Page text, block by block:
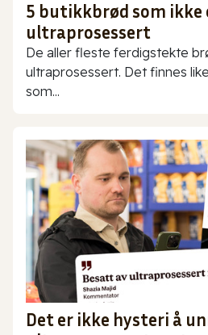
5 butikkbrød som ikke
ultraprosessert
De aller fleste ferdigstekte
ultraprosessert. Det finnes
som...
Det er ikke hysteri å